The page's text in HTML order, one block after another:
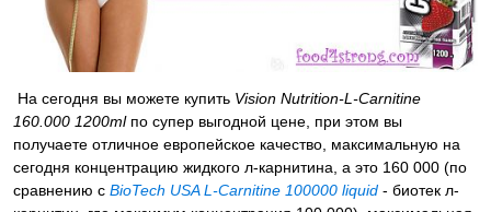
На сегодня вы можете купить Vision Nutrition-L-Carnitine
160.000 1200mlпо супер выгодной цене, при этом вы
получаете отличное европейское качество, максимальную на
сегодня концентрацию жидкого л-карнитина, а это 160 000 (по
сравнению с BioTech USA L-Carnitine 100000 liquid - биотек л-